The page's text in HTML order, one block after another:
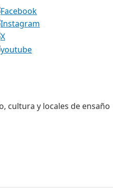
cultura y locales de ensaño